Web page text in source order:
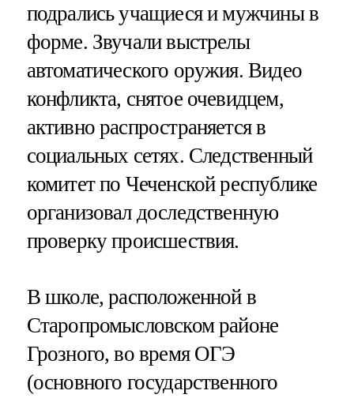
подрались учащиеся и мужчины в
форме. Звучали выстрелы
автоматического оружия. Видео
конфликта, снятое очевидцем,
активно распространяется в
социальных сетях. Следственный
комитет по Чеченской республике
организовал доследственную
проверку происшествия.
В школе, расположенной в
Старопромысловском районе
Грозного, во время ОГЭ
(основного государственного